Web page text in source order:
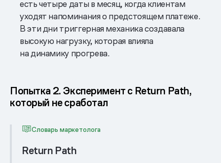
есть четыре даты в месяц, когда клиентам
уходят напоминания о предстоящем платеже.
В эти дни триггерная механика создавала
высокую нагрузку, которая влияла
на динамику прогрева.
Попытка 2. Эксперимент с Return Path,
который не сработал
Словарь маркетолога
Return Path